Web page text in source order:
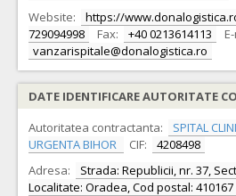
Website:
https://
729094998
Fax: +40 0213614113
vanzarispitale@donalogistica.ro
DATE IDENTIFICARE AUTORITATE
Autoritatea contractanta:
SPITAL
URGENTA BIHOR
CIF:
4208498
Adresa:
Strada: Republicii, nr. 37,
Localitate: Oradea, Cod postal: 410167